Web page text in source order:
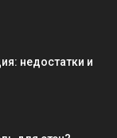
недостатки и